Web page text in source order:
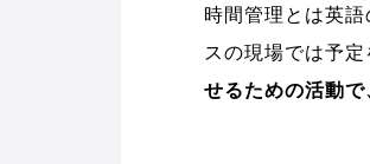
時間管理とは英
スの現場では予
せるための活動で